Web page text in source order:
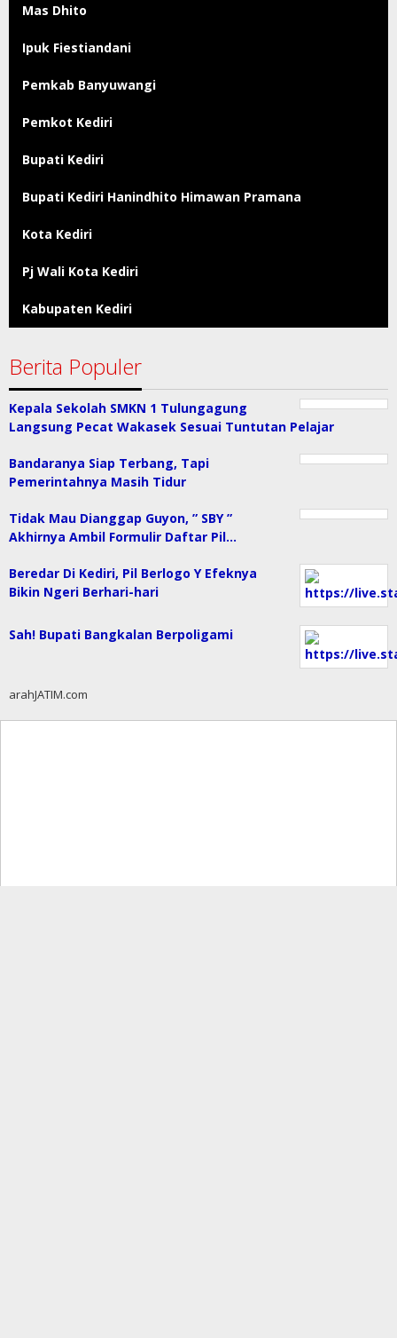
Mas Dhito
Ipuk Fiestiandani
Pemkab Banyuwangi
Pemkot Kediri
Bupati Kediri
Bupati Kediri Hanindhito Himawan Pramana
Kota Kediri
Pj Wali Kota Kediri
Kabupaten Kediri
Berita Populer
Kepala Sekolah SMKN 1 Tulungagung
Langsung Pecat Wakasek Sesuai Tuntutan Pelajar
Bandaranya Siap Terbang, Tapi
Pemerintahnya Masih Tidur
Tidak Mau Dianggap Guyon, ” SBY ”
Akhirnya Ambil Formulir Daftar Pil…
Beredar Di Kediri, Pil Berlogo Y Efeknya
Bikin Ngeri Berhari-hari
Sah! Bupati Bangkalan Berpoligami
arahJATIM.com